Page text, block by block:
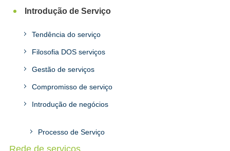
Introdução de Serviço
Tendência do serviço
Filosofia DOS serviços
Gestão de serviços
Compromisso de serviço
Introdução de negócios
Processo de Serviço
Rede de serviços